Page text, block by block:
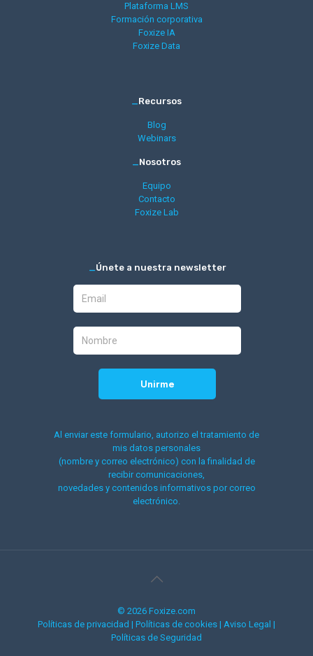
Plataforma LMS
Formación corporativa
Foxize IA
Foxize Data
_Recursos
Blog
Webinars
_Nosotros
Equipo
Contacto
Foxize Lab
_Únete a nuestra newsletter
Al enviar este formulario, autorizo el tratamiento de
mis datos personales
(nombre y correo electrónico) con la finalidad de
recibir comunicaciones,
novedades y contenidos informativos por correo
electrónico.
© 2026 Foxize.com
Políticas de privacidad | Políticas de cookies | Aviso Legal |
Políticas de Seguridad